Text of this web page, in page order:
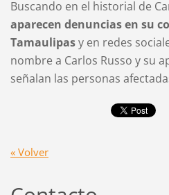
Buscando en el historial de
aparecen denuncias en su
Tamaulipasy en redes
nombre a Carlos Russo y su
señalan las personas
« Volver